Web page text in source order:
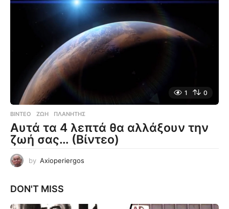
1 0
ΒΊΝΤΕΟ ΖΩΉ ,ΠΛΑΝΉΤΗΣ
Αυτά τα 4 λεπτά θα αλλάξουν την
ζωή σας… (Βίντεο)
by Axioperiergos
DON'T MISS